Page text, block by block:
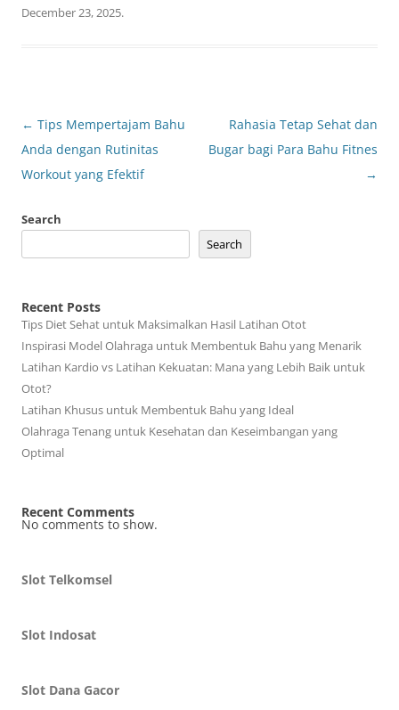
December 23, 2025.
Post
navigation
← Tips Mempertajam Bahu
Anda dengan Rutinitas
Workout yang Efektif
Rahasia Tetap Sehat dan
Bugar bagi Para Bahu Fitnes
→
Search
Search
Recent Posts
Tips Diet Sehat untuk Maksimalkan Hasil Latihan Otot
Inspirasi Model Olahraga untuk Membentuk Bahu yang Menarik
Latihan Kardio vs Latihan Kekuatan: Mana yang Lebih Baik untuk
Otot?
Latihan Khusus untuk Membentuk Bahu yang Ideal
Olahraga Tenang untuk Kesehatan dan Keseimbangan yang
Optimal
Recent Comments
No comments to show.
Slot Telkomsel
Slot Indosat
Slot Dana Gacor